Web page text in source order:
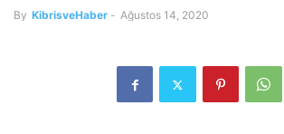
By KibrisveHaber - Ağustos 14, 2020